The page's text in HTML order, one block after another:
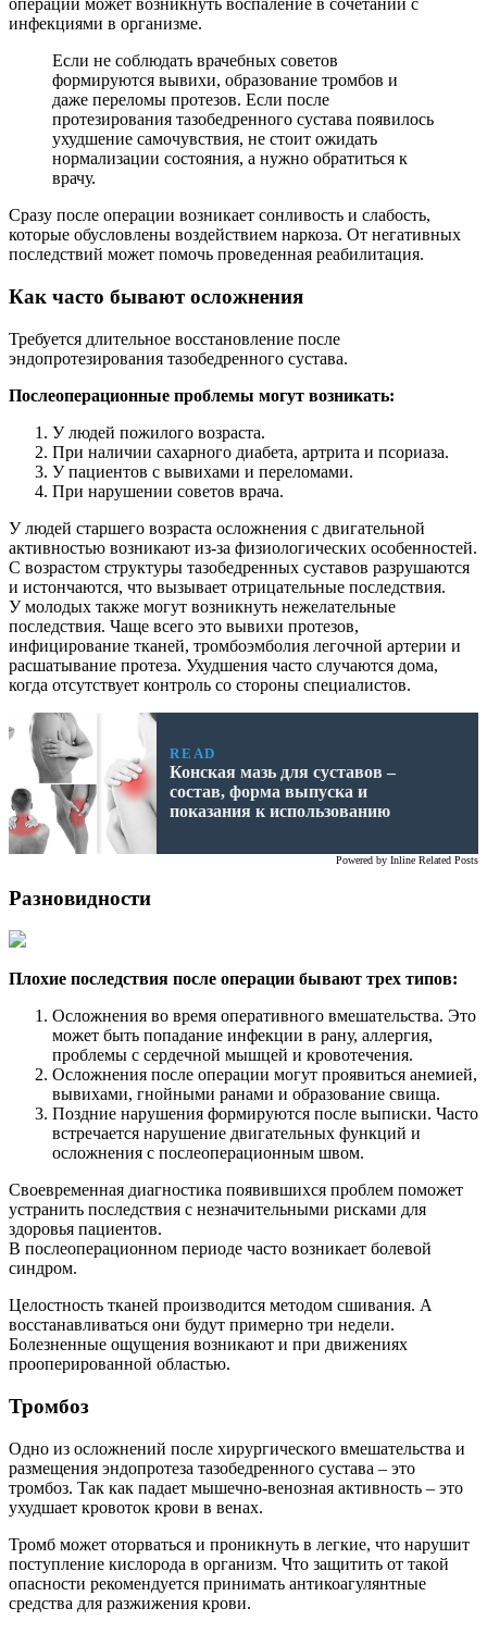
операции может возникнуть воспаление в сочетании с
инфекциями в организме.
Если не соблюдать врачебных советов
формируются вывихи, образование тромбов и
даже переломы протезов. Если после
протезирования тазобедренного сустава появилось
ухудшение самочувствия, не стоит ожидать
нормализации состояния, а нужно обратиться к
врачу.
Сразу после операции возникает сонливость и слабость,
которые обусловлены воздействием наркоза. От негативных
последствий может помочь проведенная реабилитация.
Как часто бывают осложнения
Требуется длительное восстановление после
эндопротезирования тазобедренного сустава.
Послеоперационные проблемы могут возникать:
У людей пожилого возраста.
При наличии сахарного диабета, артрита и псориаза.
У пациентов с вывихами и переломами.
При нарушении советов врача.
У людей старшего возраста осложнения с двигательной
активностью возникают из-за физиологических особенностей.
С возрастом структуры тазобедренных суставов разрушаются
и истончаются, что вызывает отрицательные последствия.
У молодых также могут возникнуть нежелательные
последствия. Чаще всего это вывихи протезов,
инфицирование тканей, тромбоэмболия легочной артерии и
расшатывание протеза. Ухудшения часто случаются дома,
когда отсутствует контроль со стороны специалистов.
READ
Конская мазь для суставов –
состав, форма выпуска и
показания к использованию
Powered by Inline Related Posts
Разновидности
Плохие последствия после операции бывают трех типов:
Осложнения во время оперативного вмешательства. Это
может быть попадание инфекции в рану, аллергия,
проблемы с сердечной мышцей и кровотечения.
Осложнения после операции могут проявиться анемией,
вывихами, гнойными ранами и образование свища.
Поздние нарушения формируются после выписки. Часто
встречается нарушение двигательных функций и
осложнения с послеоперационным швом.
Своевременная диагностика появившихся проблем поможет
устранить последствия с незначительными рисками для
здоровья пациентов.
В послеоперационном периоде часто возникает болевой
синдром.
Целостность тканей производится методом сшивания. А
восстанавливаться они будут примерно три недели.
Болезненные ощущения возникают и при движениях
прооперированной областью.
Тромбоз
Одно из осложнений после хирургического вмешательства и
размещения эндопротеза тазобедренного сустава – это
тромбоз. Так как падает мышечно-венозная активность – это
ухудшает кровоток крови в венах.
Тромб может оторваться и проникнуть в легкие, что нарушит
поступление кислорода в организм. Что защитить от такой
опасности рекомендуется принимать антикоагулянтные
средства для разжижения крови.